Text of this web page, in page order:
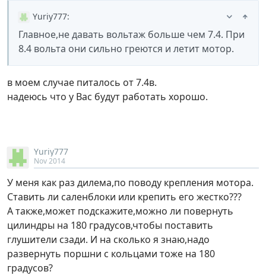
Yuriy777:
Главное,не давать вольтаж больше чем 7.4. При
8.4 вольта они сильно греются и летит мотор.
в моем случае питалось от 7.4в.
надеюсь что у Вас будут работать хорошо.
Yuriy777
Nov 2014
У меня как раз дилема,по поводу крепления мотора.
Ставить ли саленблоки или крепить его жестко???
А также,может подскажите,можно ли повернуть
цилиндры на 180 градусов,чтобы поставить
глушители сзади. И на сколько я знаю,надо
развернуть поршни с кольцами тоже на 180
градусов?